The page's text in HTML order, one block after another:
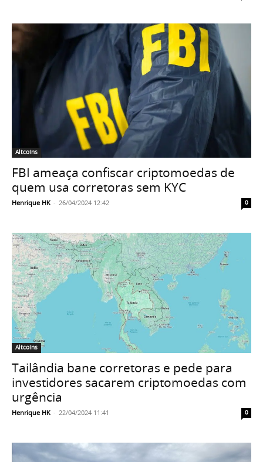
Altcoins
FBI ameaça confiscar criptomoedas de
quem usa corretoras sem KYC
Henrique HK - 26/04/2024 12:42 0
Altcoins
Tailândia bane corretoras e pede para
investidores sacarem criptomoedas com
urgência
Henrique HK - 22/04/2024 11:41 0